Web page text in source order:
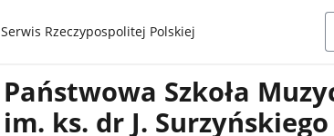
gov.pl
Serwis Rzeczypospolitej Polskiej
Państwowa Szkoła
im. ks. dr J.